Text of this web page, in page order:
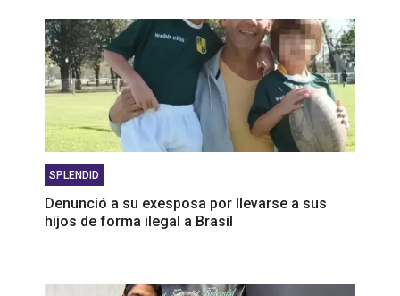
SPLENDID
Denunció a su exesposa por llevarse a sus
hijos de forma ilegal a Brasil